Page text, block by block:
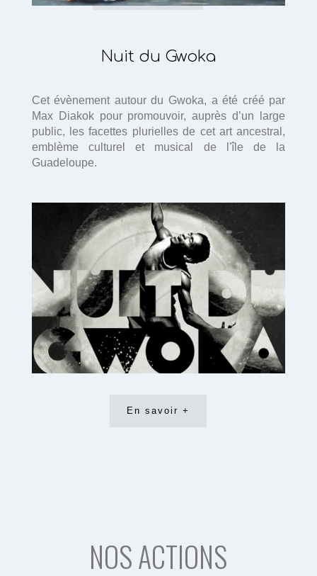
Nuit du Gwoka
Cet évènement autour du Gwoka, a été créé par
Max Diakok pour promouvoir, auprès d’un large
public, les facettes plurielles de cet art ancestral,
emblème culturel et musical de l'île de la
Guadeloupe.
En savoir +
NOS ACTIONS